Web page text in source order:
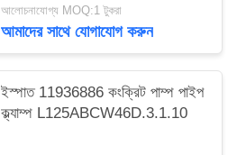
আলোচনাযোগ্য MOQ:1 টুকরা
আমাদের সাথে যোগাযোগ করুন
ইস্পাত 11936886 কংক্রিট পাম্প পাইপ
ক্ল্যাম্প L125ABCW46D.3.1.10